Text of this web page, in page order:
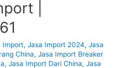
|
Import, Jasa Import 2024, Jasa
China, Jasa Import Breaker
, Jasa Import Dari China, Jasa